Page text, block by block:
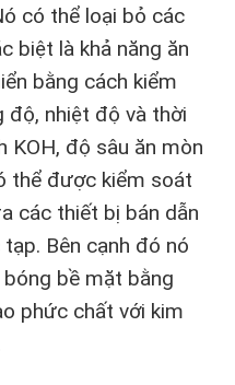
có thể loại bỏ các
biệt là khả năng ăn
bằng cách kiểm
độ, nhiệt độ và thời
KOH, độ sâu ăn mòn
thể được kiểm soát
các thiết bị bán dẫn
Bên cạnh đó nó
bề mặt bằng
phức chất với kim